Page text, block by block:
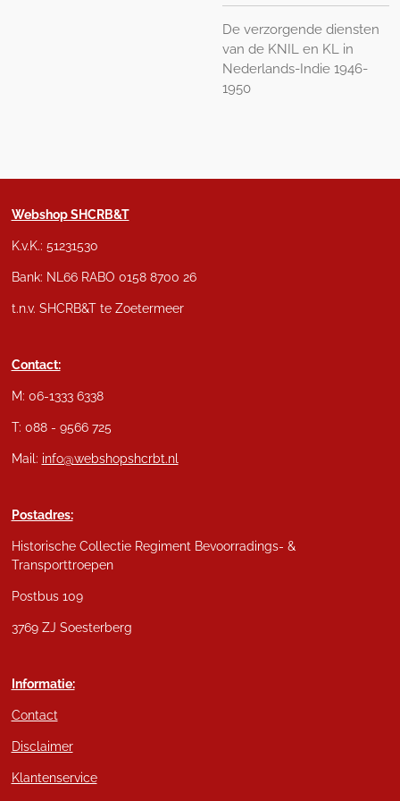
De verzorgende diensten
van de KNIL en KL in
Nederlands-Indie 1946-
1950
Webshop SHCRB&T
K.v.K.: 51231530
Bank: NL66 RABO 0158 8700 26
t.n.v. SHCRB&T te Zoetermeer
Contact:
M: 06-1333 6338
T: 088 - 9566 725
Mail: info@webshopshcrbt.nl
Postadres:
Historische Collectie Regiment Bevoorradings- &
Transporttroepen
Postbus 109
3769 ZJ Soesterberg
Informatie:
Contact
Disclaimer
Klantenservice